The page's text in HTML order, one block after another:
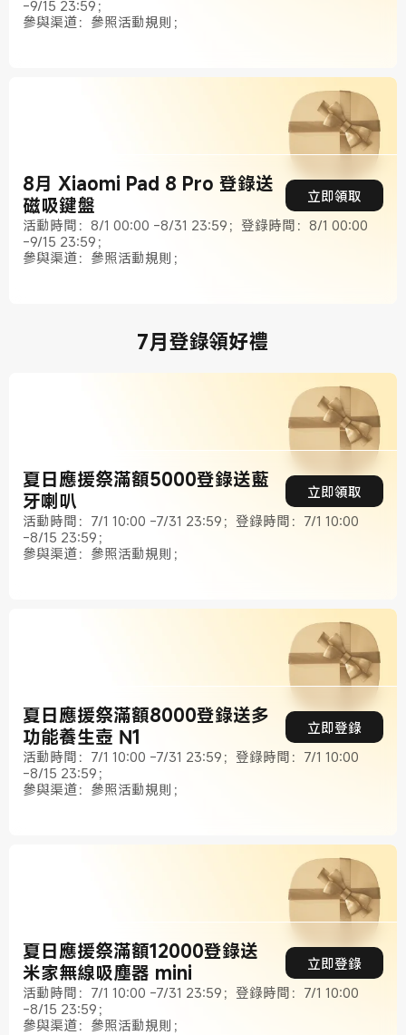
-9/15 23:59；
參與渠道：參照活動規則；
8月 Xiaomi Pad 8 Pro 登錄送
磁吸鍵盤
立即領取
活動時間：8/1 00:00 -8/31 23:59；登錄時間：8/1 00:00
-9/15 23:59；
參與渠道：參照活動規則；
7月登錄領好禮
夏日應援祭滿額5000登錄送藍
牙喇叭
立即領取
活動時間：7/1 10:00 -7/31 23:59；登錄時間：7/1 10:00
-8/15 23:59；
參與渠道：參照活動規則；
夏日應援祭滿額8000登錄送多
功能養生壺 N1
立即登錄
活動時間：7/1 10:00 -7/31 23:59；登錄時間：7/1 10:00
-8/15 23:59；
參與渠道：參照活動規則；
夏日應援祭滿額12000登錄送
米家無線吸塵器 mini
立即登錄
活動時間：7/1 10:00 -7/31 23:59；登錄時間：7/1 10:00
-8/15 23:59；
參與渠道：參照活動規則；